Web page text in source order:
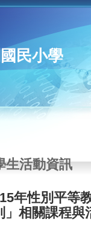
民小學
生活動資訊
年性別平等
」相關課程與